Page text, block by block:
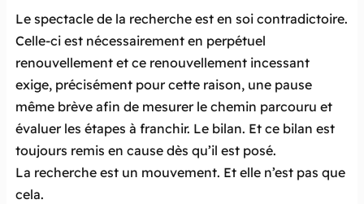
Le spectacle de la recherche est en soi contradictoire.
Celle-ci est nécessairement en perpétuel
renouvellement et ce renouvellement incessant
exige, précisément pour cette raison, une pause
même brève afin de mesurer le chemin parcouru et
évaluer les étapes à franchir. Le bilan. Et ce bilan est
toujours remis en cause dès qu’il est posé.
La recherche est un mouvement. Et elle n’est pas que
cela.